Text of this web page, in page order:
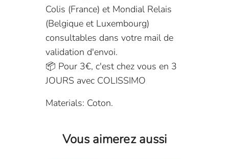
Colis (France) et Mondial Relais
(Belgique et Luxembourg)
consultables dans votre mail de
validation d'envoi.
📦 Pour 3€, c'est chez vous en 3
JOURS avec COLISSIMO
Materials: Coton.
Vous aimerez aussi